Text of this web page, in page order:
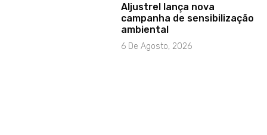
Aljustrel lança nova
campanha de sensibilização
ambiental
6 De Agosto, 2026